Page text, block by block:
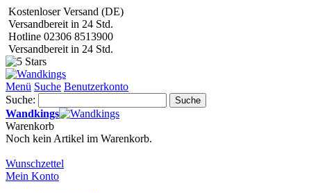
Kostenloser Versand (DE)
Versandbereit in 24 Std.
Hotline 02306 8513900
Versandbereit in 24 Std.
Menü Suche Benutzerkonto
Suche:
Suche
Wandkings
Warenkorb
Noch kein Artikel im Warenkorb.
Wunschzettel
Mein Konto